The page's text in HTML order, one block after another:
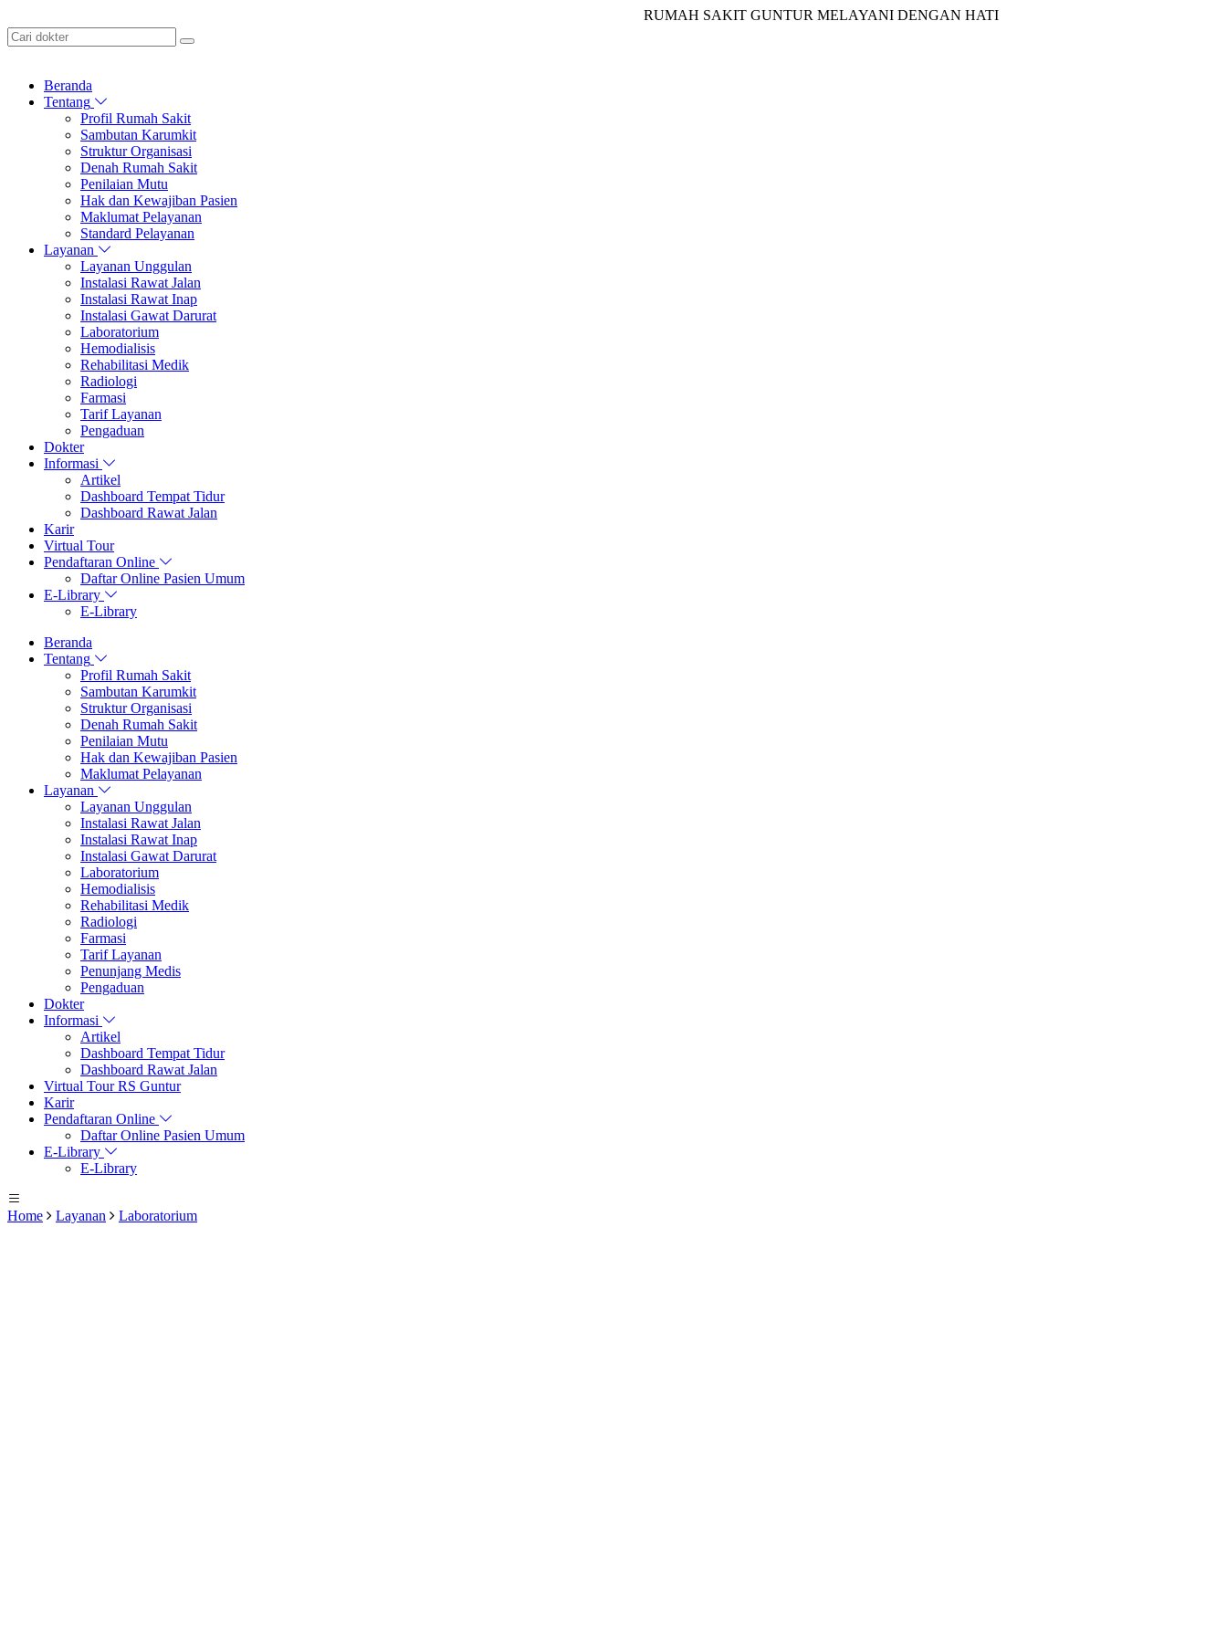
RUMAH SAKIT GUNTUR MELAYANI DENGAN HATI
Beranda
Tentang
Profil Rumah Sakit
Sambutan Karumkit
Struktur Organisasi
Denah Rumah Sakit
Penilaian Mutu
Hak dan Kewajiban Pasien
Maklumat Pelayanan
Standard Pelayanan
Layanan
Layanan Unggulan
Instalasi Rawat Jalan
Instalasi Rawat Inap
Instalasi Gawat Darurat
Laboratorium
Hemodialisis
Rehabilitasi Medik
Radiologi
Farmasi
Tarif Layanan
Pengaduan
Dokter
Informasi
Artikel
Dashboard Tempat Tidur
Dashboard Rawat Jalan
Karir
Virtual Tour
Pendaftaran Online
Daftar Online Pasien Umum
E-Library
E-Library
Beranda
Tentang
Profil Rumah Sakit
Sambutan Karumkit
Struktur Organisasi
Denah Rumah Sakit
Penilaian Mutu
Hak dan Kewajiban Pasien
Maklumat Pelayanan
Layanan
Layanan Unggulan
Instalasi Rawat Jalan
Instalasi Rawat Inap
Instalasi Gawat Darurat
Laboratorium
Hemodialisis
Rehabilitasi Medik
Radiologi
Farmasi
Tarif Layanan
Penunjang Medis
Pengaduan
Dokter
Informasi
Artikel
Dashboard Tempat Tidur
Dashboard Rawat Jalan
Virtual Tour RS Guntur
Karir
Pendaftaran Online
Daftar Online Pasien Umum
E-Library
E-Library
Home Layanan Laboratorium